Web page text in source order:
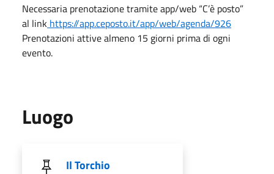
Necessaria prenotazione tramite app/web “C’è posto”
al link https://app.ceposto.it/app/web/agenda/926
Prenotazioni attive almeno 15 giorni prima di ogni
evento.
Luogo
Il Torchio